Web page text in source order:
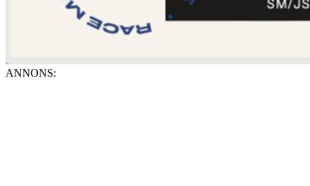
ANNONS: